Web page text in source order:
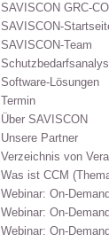
SAVISCON GRC-
SAVISCON-
SAVISCON-Team
Software-Lösungen
Termin
Über SAVISCON
Unsere Partner
Verzeichnis von
Was ist CCM
Webinar: On-
Webinar: On-
Webinar: On-